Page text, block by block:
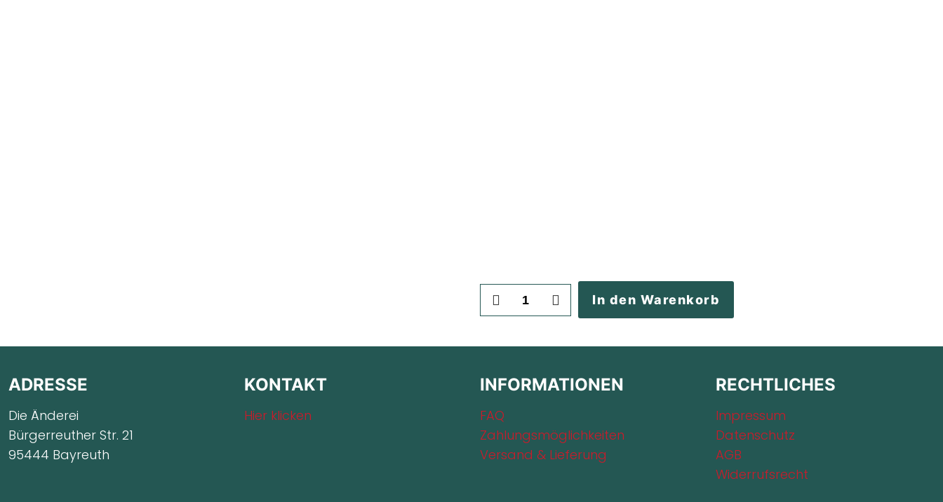
Dein
individuelles
Menge
In den Warenkorb
ADRESSE
Die Änderei
Bürgerreuther Str. 21
95444 Bayreuth
KONTAKT
Hier klicken
INFORMATIONEN
FAQ
Zahlungsmöglichkeiten
Versand & Lieferung
RECHTLICHES
Impressum
Datenschutz
AGB
Widerrufsrecht